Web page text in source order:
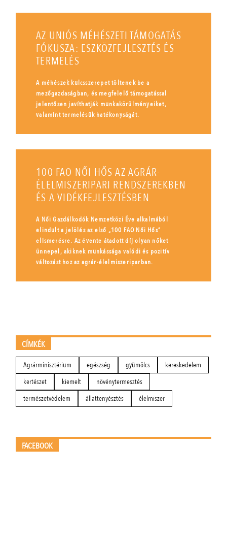
AZ UNIÓS MÉHÉSZETI TÁMOGATÁS
FÓKUSZA: ESZKÖZFEJLESZTÉS ÉS
TERMELÉS
A méhészek kulcsszerepet töltenek be a
mezőgazdaságban, és megfelelő támogatással
jelentősen javíthatják munkakörülményeiket,
valamint termelésük hatékonyságát.
100 FAO NŐI HŐS AZ AGRÁR-
ÉLELMISZERIPARI RENDSZEREKBEN
ÉS A VIDÉKFEJLESZTÉSBEN
A Női Gazdálkodók Nemzetközi Éve alkalmából
elindult a jelölés az első „100 FAO Női Hős”
elismerésre. Az évente átadott díj olyan nőket
ünnepel, akiknek munkássága valódi és pozitív
változást hoz az agrár-élelmiszeriparban.
CÍMKÉK
Agrárminisztérium egészség gyümölcs
kereskedelem
kertészet
kiemelt
növénytermesztés
természetvédelem
állattenyésztés élelmiszer
FACEBOOK